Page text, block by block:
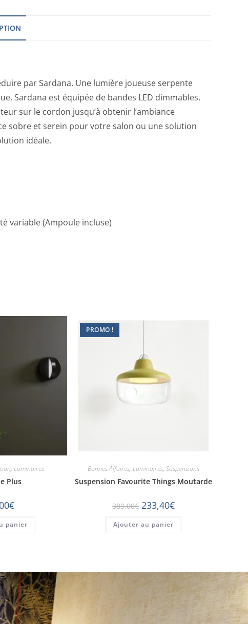
par Sardana. Une lumière joueuse serpente
Sardana est équipée de bandes LED dimmables.
sur le cordon jusqu’à obtenir l’ambiance
sobre et serein pour votre salon ou une solution
idéale.
variable (Ampoule incluse)
,Luminaires
Plus
€
panier
PROMO !
Bonnes Affaires, Luminaires, Suspensions
Suspension Favourite Things Moutarde
389,00€ 233,40€
Ajouter au panier